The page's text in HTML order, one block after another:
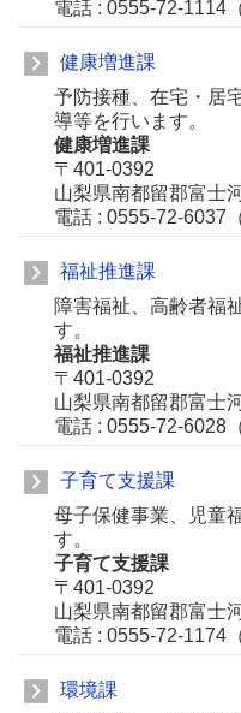
電話 : 0555-72-1114
健康増進課
予防接種、在宅・居
導等を行います。
健康増進課
〒401-0392
山梨県南都留郡富士
電話 : 0555-72-6037
福祉推進課
障害福祉、高齢者福
す。
福祉推進課
〒401-0392
山梨県南都留郡富士
電話 : 0555-72-6028
子育て支援課
母子保健事業、児童
す。
子育て支援課
〒401-0392
山梨県南都留郡富士
電話 : 0555-72-1174
環境課